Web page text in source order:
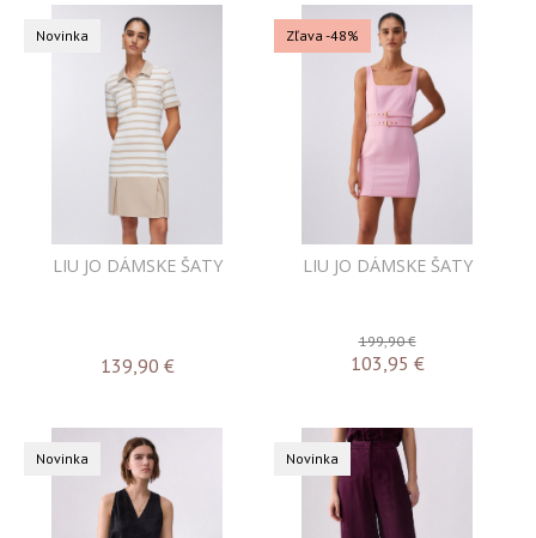
Novinka
LIU JO DÁMSKE ŠATY
139,90 €
Zľava -48%
LIU JO DÁMSKE ŠATY
199,90 €
103,95 €
Novinka Novinka